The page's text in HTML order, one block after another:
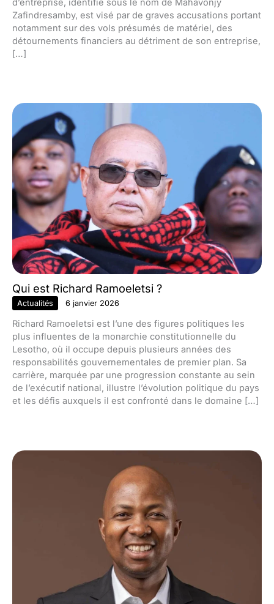
d’entreprise, identifié sous le nom de Mahavonjy
Zafindresamby, est visé par de graves accusations portant
notamment sur des vols présumés de matériel, des
détournements financiers au détriment de son entreprise,
[…]
Qui est Richard Ramoeletsi ?
Actualités 6 janvier 2026
Richard Ramoeletsi est l’une des figures politiques les
plus influentes de la monarchie constitutionnelle du
Lesotho, où il occupe depuis plusieurs années des
responsabilités gouvernementales de premier plan. Sa
carrière, marquée par une progression constante au sein
de l’exécutif national, illustre l’évolution politique du pays
et les défis auxquels il est confronté dans le domaine […]